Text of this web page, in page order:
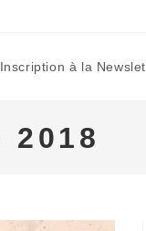
Inscription à la